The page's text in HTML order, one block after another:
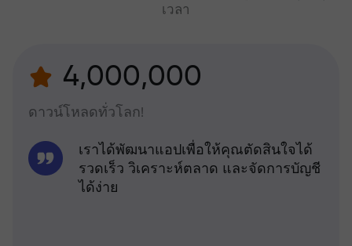
เวลา
4,000,000
ดาวน์โหลดทั่วโลก!
เราได้พัฒนาแอปเพื่อให้คุณตัดสินใจได้
รวดเร็ว วิเคราะห์ตลาด และจัดการบัญชี
ได้ง่าย